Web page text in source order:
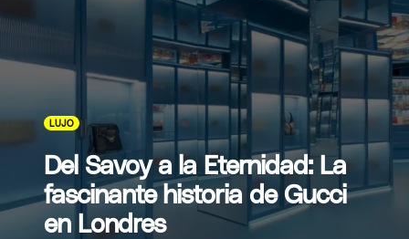
LUJO
Del Savoy a la Eternidad: La
fascinante historia de Gucci
en Londres